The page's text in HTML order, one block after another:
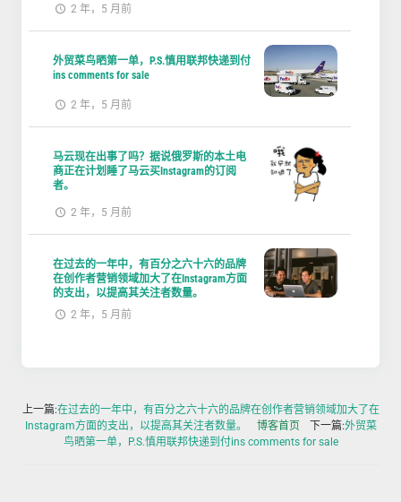
2 年，5 月前
外贸菜鸟晒第一单，P.S.慎用联邦快递到付
ins comments for sale
2 年，5 月前
马云现在出事了吗？据说俄罗斯的本土电
商正在计划睡了马云买Instagram的订阅
者。
2 年，5 月前
在过去的一年中，有百分之六十六的品牌
在创作者营销领域加大了在Instagram方面
的支出，以提高其关注者数量。
2 年，5 月前
上一篇:在过去的一年中，有百分之六十六的品牌在创作者营销领域加大了在
Instagram方面的支出，以提高其关注者数量。
博客首页 下一篇:外贸菜
鸟晒第一单，P.S.慎用联邦快递到付ins comments for sale